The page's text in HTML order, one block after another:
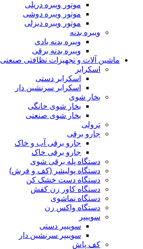
موتور ویبره دریلی
موتور ویبره دوشی
موتور ویبره دیزلی
ویبره بدنه
ویبره بدنه بادی
ویبره بدنه برقی
ماشین آلات و تجهیزات نظافتی صنعتی
اسکرابر
اسکرابر دستی
اسکرابر سرنشین دار
بخار شوی
بخار شوی خانگی
بخار شوی صنعتی
ترولی
جارو برقی
جارو برقی آب و خاک
جارو برقی خاک
دستگاه پله برقی شوی
دستگاه پولیشر (کف و فرش)
دستگاه دست خشک کن
دستگاه کاور زن کفش
دستگاه نماشوی
دستگاه واکس زن
سوییپر
سوییپر دستی
سوییپر سرنشین دار
کف پاش